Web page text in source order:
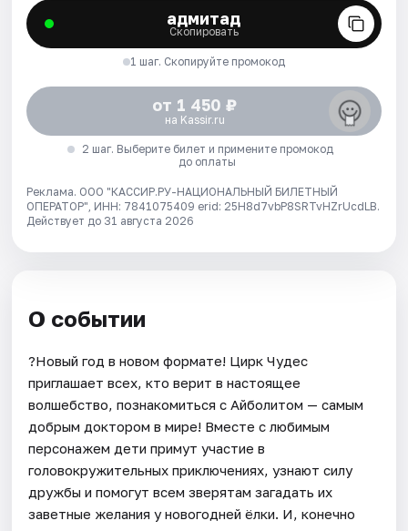
адмитад
Скопировать
1 шаг. Скопируйте промокод
от 1 450 ₽
на Kassir.ru
2 шаг. Выберите билет и примените промокод
до оплаты
Реклама. ООО "КАССИР.РУ-НАЦИОНАЛЬНЫЙ БИЛЕТНЫЙ
ОПЕРАТОР", ИНН: 7841075409 erid: 25H8d7vbP8SRTvHZrUcdLB.
Действует до 31 августа 2026
О событии
?Новый год в новом формате! Цирк Чудес
приглашает всех, кто верит в настоящее
волшебство, познакомиться с Айболитом — самым
добрым доктором в мире! Вместе с любимым
персонажем дети примут участие в
головокружительных приключениях, узнают силу
дружбы и помогут всем зверятам загадать их
заветные желания у новогодней ёлки. И, конечно